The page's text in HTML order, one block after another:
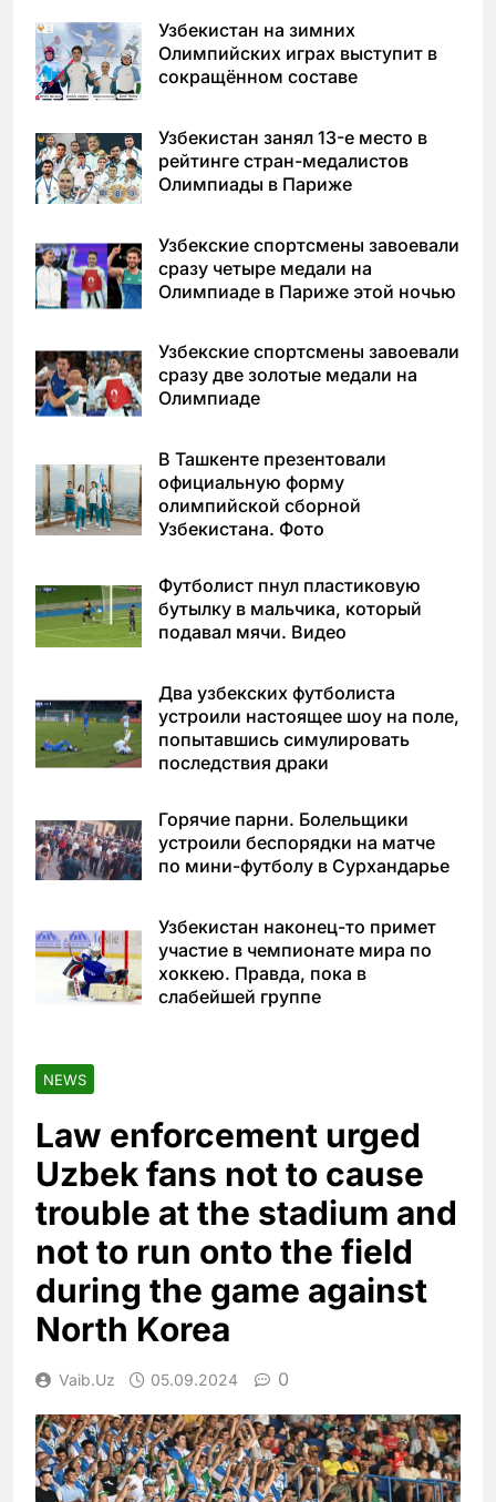
Узбекистан на зимних
Олимпийских играх выступит в
сокращённом составе
Узбекистан занял 13-е место в
рейтинге стран-медалистов
Олимпиады в Париже
Узбекские спортсмены завоевали
сразу четыре медали на
Олимпиаде в Париже этой ночью
Узбекские спортсмены завоевали
сразу две золотые медали на
Олимпиаде
В Ташкенте презентовали
официальную форму
олимпийской сборной
Узбекистана. Фото
Футболист пнул пластиковую
бутылку в мальчика, который
подавал мячи. Видео
Два узбекских футболиста
устроили настоящее шоу на поле,
попытавшись симулировать
последствия драки
Горячие парни. Болельщики
устроили беспорядки на матче
по мини-футболу в Сурхандарье
Узбекистан наконец-то примет
участие в чемпионате мира по
хоккею. Правда, пока в
слабейшей группе
NEWS
Law enforcement urged
Uzbek fans not to cause
trouble at the stadium and
not to run onto the field
during the game against
North Korea
Vaib.uz 05.09.2024 0